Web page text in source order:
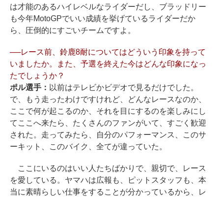
は才能のあるハイレベルなライダーだし、ブラッドリー
も今年MotoGPでいい成績を挙げているライダーだか
ら、圧倒的にすごいチームですよ。
──レース前、鈴鹿8耐についてはどういう印象を持って
いましたか。また、予選を終えた今はどんな印象になっ
たでしょうか？
ポル選手： 以前はテレビかビデオで見るだけでした。
で、もう走ったわけですけれど、どんなレースなのか、
ここで何が起こるのか、それを目にするのを楽しみにし
てここへ来たら、たくさんのファンがいて、すごく歓迎
された。走ってみたら、自分のパフォーマンス、このサ
ーキット、このバイク、全てが違っていた。
ここにいるのはいい人たちばかりで、親切で、レース
を愛している。ヤマハは広報も、ピットスタッフも、本
当に素晴らしい仕事をすることが分かっているから、レ